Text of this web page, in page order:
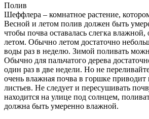
Полив
Шеффлера – комнатное растение,
Весной и летом полив должен быть
чтобы почва оставалась слегка влажной,
летом. Обычно летом достаточно
воды раз в неделю. Зимой поливать
Обычно для пальчатого дерева
один раз в две недели. Но не
очень влажная почва в горшке
листьев. Не следует и пересушивать
находится на улице под солнцем,
должна быть умеренно влажной.